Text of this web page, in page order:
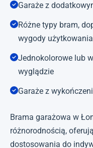
Garaże z
Różne typy bram,
wygody użytkowania
Jednokolorowe lub
wyglądzie
Garaże z
Brama garażowa w
różnorodnością,
dostosowania do